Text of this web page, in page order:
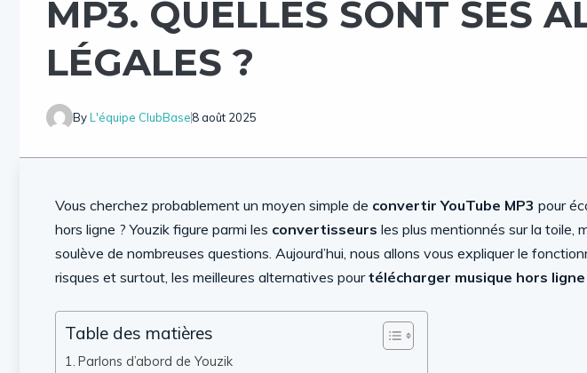
MP3. QUELLES SONT SES
LÉGALES ?
ByL'équipe ClubBase8 août 2025
Vous cherchez probablement un moyen simple de convertir YouTube MP3 pour
hors ligne ? Youzik figure parmi les convertisseurs les plus mentionnés sur la toile,
soulève de nombreuses questions. Aujourd’hui, nous allons vous expliquer le
risques et surtout, les meilleures alternatives pourtélécharger musique hors ligne
Table des matières
Parlons d’abord de Youzik